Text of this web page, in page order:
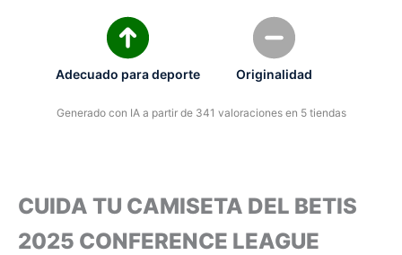
Adecuado para deporte Originalidad
Generado con IA a partir de 341 valoraciones en 5 tiendas
CUIDA TU CAMISETA DEL BETIS
2025 CONFERENCE LEAGUE